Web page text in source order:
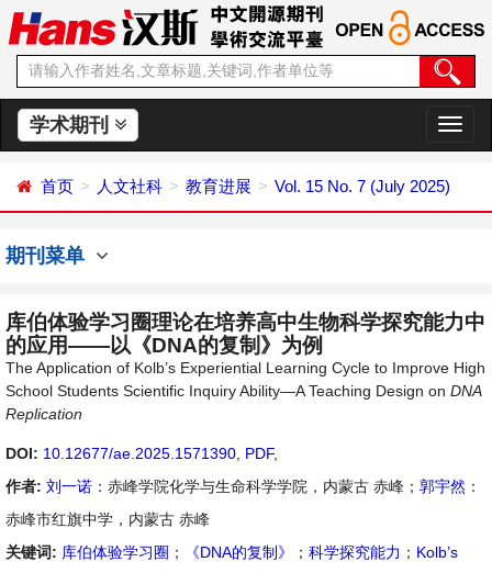
学术期刊
切
换
首页 人文社科 教育进展 Vol. 15 No. 7 (July 2025)
期刊菜单
库伯体验学习圈理论在培养高中生物科学探究能力中
的应用——以《DNA的复制》为例
The Application of Kolb’s Experiential Learning Cycle to Improve High
School Students Scientific Inquiry Ability—A Teaching Design on DNA
Replication
DOI: 10.12677/ae.2025.1571390 PDF,
作者: 刘一诺 ：赤峰学院化学与生命科学学院，内蒙古 赤峰； 郭宇然 ：
赤峰市红旗中学，内蒙古 赤峰
关键词: 库伯体验学习圈 ； 《DNA的复制》 ； 科学探究能力 ； Kolb’s